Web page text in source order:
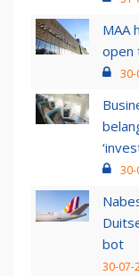
MAA
open
30-
30-
bot
30-07-